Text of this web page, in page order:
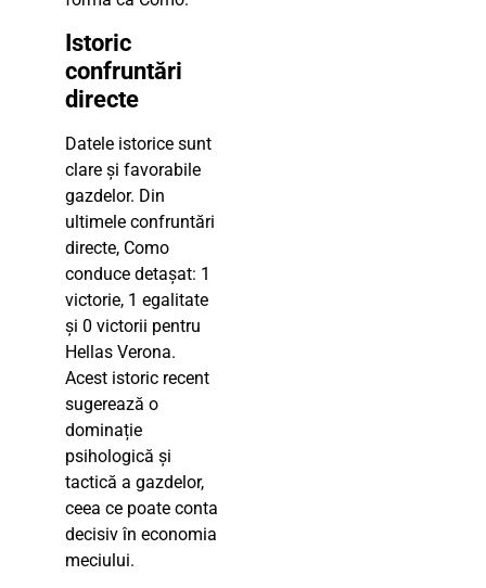
Istoric
confruntări
directe
Datele istorice sunt
clare și favorabile
gazdelor. Din
ultimele confruntări
directe, Como
conduce detașat: 1
victorie, 1 egalitate
și 0 victorii pentru
Hellas Verona.
Acest istoric recent
sugerează o
dominație
psihologică și
tactică a gazdelor,
ceea ce poate conta
decisiv în economia
meciului.